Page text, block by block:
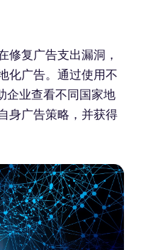
修复广告支出漏洞，
化广告。通过使用不
企业查看不同国家地
身广告策略，并获得